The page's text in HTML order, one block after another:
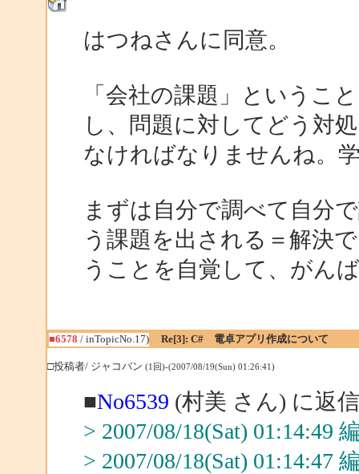
はつねさんに同意。
「会社の課題」というこ
し、問題に対してどう対
なければなりませんね。
まずは自分で調べて自分
う課題を出される＝解決
うことを自覚して、がん
■6578 / inTopicNo.17) Re[3]: C# 電卓アプリ作成について
□投稿者/ ジャコバン (1回)-(2007/08/19(Sun) 01:26:41)
■No6539 (村美 さん) に返信
> 2007/08/18(Sat) 01:14:49
> 2007/08/18(Sat) 01:14:47